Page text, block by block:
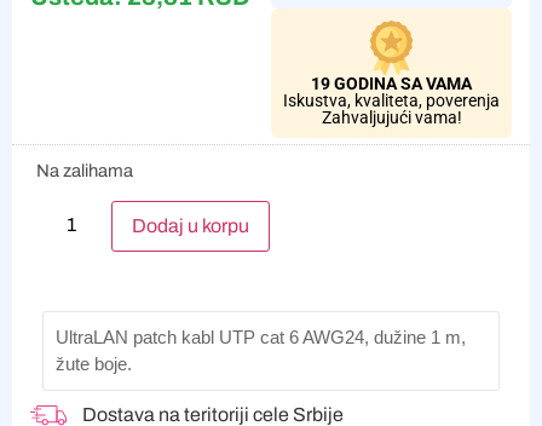
19 GODINA SA VAMA
Iskustva, kvaliteta, poverenja
Zahvaljujući vama!
Na zalihama
Dodaj u korpu
UltraLAN patch kabl UTP cat 6 AWG24, dužine 1 m,
žute boje.
Dostava na teritoriji cele Srbije